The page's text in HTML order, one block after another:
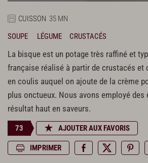
CUISSON 35 MN
SOUPE
LÉGUME CRUSTACÉS
La bisque est un potage très raffiné et
française réalisé à partir de crustacés et
en coulis auquel on ajoute de la crème
plus onctueux. Nous avons employé des
résultat haut en saveurs.
73 AJOUTER AUX FAVORIS
IMPRIMER